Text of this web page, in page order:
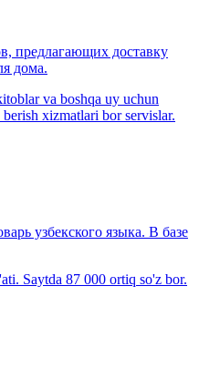
предлагающих доставку
дома.
va boshqa uy uchun
xizmatlari bor servislar.
узбекского языка. В базе
Saytda 87 000 ortiq so'z bor.